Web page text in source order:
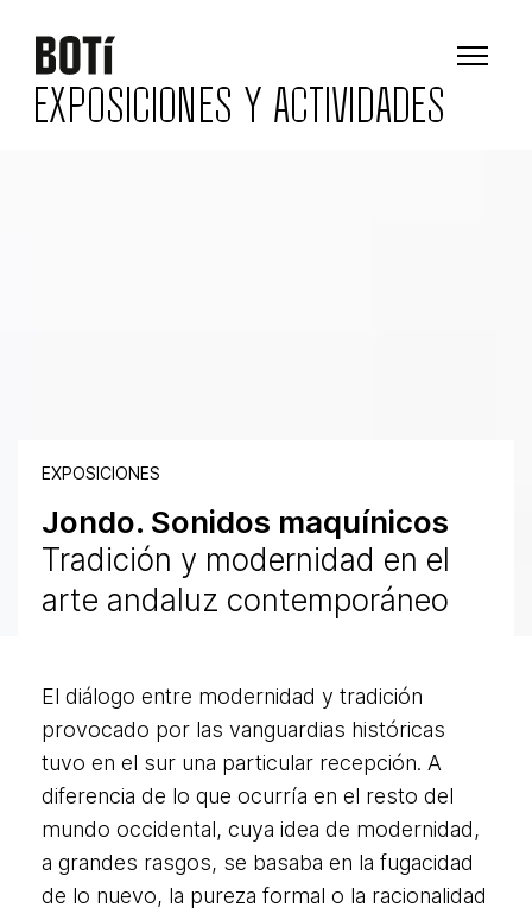
EXPOSICIONES Y ACTIVIDADES
EXPOSICIONES
Jondo. Sonidos maquínicos
Tradición y modernidad en el
arte andaluz contemporáneo
El diálogo entre modernidad y tradición
provocado por las vanguardias históricas
tuvo en el sur una particular recepción. A
diferencia de lo que ocurría en el resto del
mundo occidental, cuya idea de modernidad,
a grandes rasgos, se basaba en la fugacidad
de lo nuevo, la pureza formal o la racionalidad